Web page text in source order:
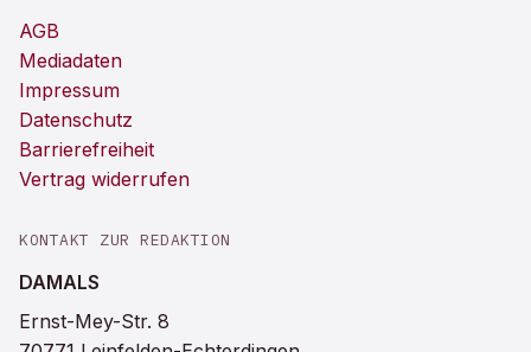
AGB
Mediadaten
Impressum
Datenschutz
Barrierefreiheit
Vertrag widerrufen
KONTAKT ZUR REDAKTION
DAMALS
Ernst-Mey-Str. 8